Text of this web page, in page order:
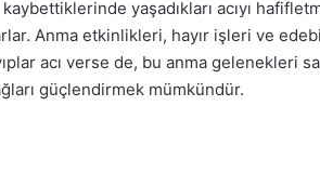
yaşadıkları acıyı
Anma etkinlikleri, hayır işleri ve
acı verse de, bu anma gelenekleri
güçlendirmek mümkündür.